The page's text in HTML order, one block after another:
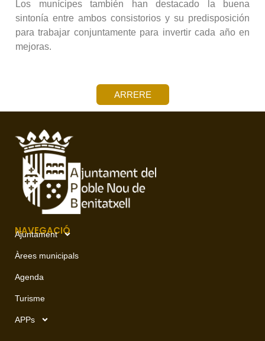
Los munícipes también han destacado la buena
sintonía entre ambos consistorios y su predisposición
para trabajar conjuntamente para invertir cada año en
mejoras.
ARRERE
NAVEGACIÓ
Ajuntament
Àrees municipals
Agenda
Turisme
APPs